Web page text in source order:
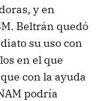
y en
Beltrán quedó
su uso con
en el que
con la ayuda
podría